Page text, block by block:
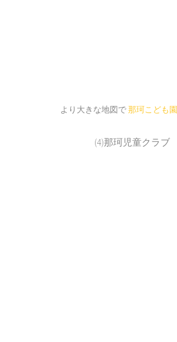
より大きな地図で那珂こども園
(4)那珂児童クラブ